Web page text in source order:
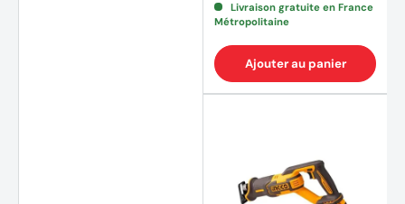
Livraison gratuite en France
Métropolitaine
Ajouter au panier